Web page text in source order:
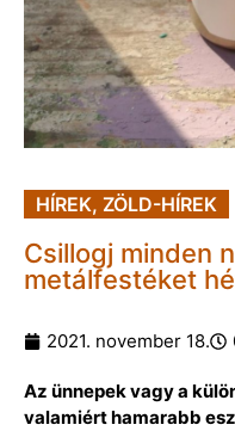
HÍREK, ZÖLD-HÍREK
Csillogj minden
metálfestéket
2021. november 18.
Az ünnepek vagy a
valamiért hamarabb